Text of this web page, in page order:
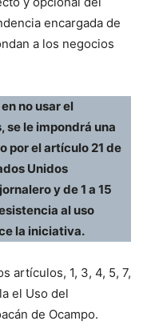
encargada de
a los negocios
no usar el
se le impondrá una
por el artículo 21 de
Unidos
y de 1 a 15
al uso
la iniciativa.
artículos, 1, 3, 4, 5, 7,
el Uso del
de Ocampo.